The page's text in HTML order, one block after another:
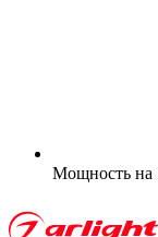
Мощность на